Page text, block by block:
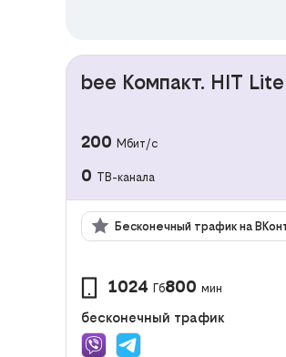
bee Компакт. HIT Lite
200 Мбит/с
0 ТВ-канала
Бесконечный трафик на
1024 Гб800 мин
бесконечный трафик